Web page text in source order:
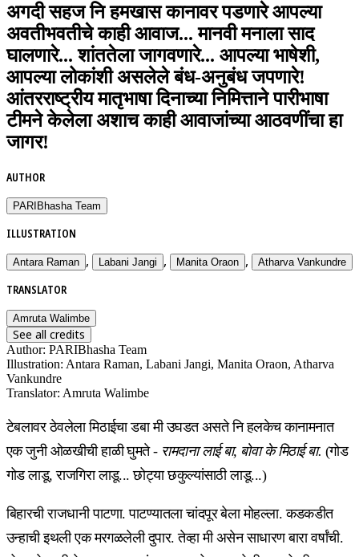
अगदी सहज नि हमखास कानावर पडणारे आपल्या
अवतीभवतीचे काही आवाज... मानवी मनाला साद
घालणारे... शांततेला जागवणारे... आपल्या भाषेशी,
आपल्या लोकांशी असलेले बंध-अनुबंध जपणारे!
आंतरराष्ट्रीय मातृभाषा दिनाच्या निमित्ताने पारीभाषा
टीमने केलेला अशाच काही आवाजांच्या आठवणींचा हा
जागर!
AUTHOR
PARIBhasha Team
ILLUSTRATION
Antara Raman , Labani Jangi , Manita Oraon , Atharva Vankundre
TRANSLATOR
Amruta Walimbe
See all credits
Author: PARIBhasha Team
Illustration: Antara Raman, Labani Jangi, Manita Oraon, Atharva
Vankundre
Translator: Amruta Walimbe
टेबलावर ठेवलेला मिठाईचा डबा मी उघडत असते नि हलकेच कानामनात
एक जुनी ओळखीची हाळी घुमते - रामदाना लाई बा, बोवा के मिठाई बा. (गोड
गोड लाडू, राजगिरा लाडू... छोट्या छकुल्यांसाठी लाडू...)
बिहारची राजधानी पाटणा. पाटण्यातला चांदपूर बेला मोहल्ला. कडकडीत
उन्हाची इथली एक मरगळलेली दुपार. तेव्हा मी असेन साधारण बारा वर्षांची.